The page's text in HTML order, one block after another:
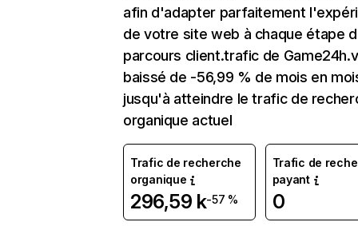
afin d'adapter parfaitement
de votre site web à chaque étape
parcours client.trafic de
baissé de -56,99 % de mois en
jusqu'à atteindre le trafic de
organique actuel
Trafic de recherche
organique
296,59 k-57 %
Trafic de
payant
0